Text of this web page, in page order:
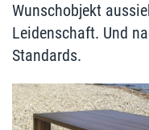
Wunschobjekt
Leidenschaft. Und
Standards.